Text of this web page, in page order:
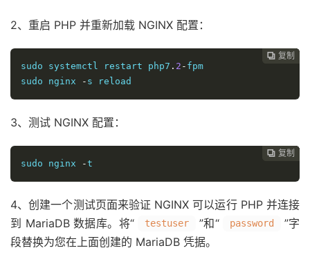
2、重启 PHP 并重新加载 NGINX 配置：
 复制
 复制
 复制
 复制
 复制
 复制
 复制
 复制
sudo systemctl restart php7 . 2 - fpm
sudo nginx
- s reload
3、测试 NGINX 配置：
 复制
 复制
 复制
 复制
 复制
 复制
 复制
sudo nginx
-t
4、创建一个测试页面来验证 NGINX 可以运行 PHP 并连接
到 MariaDB 数据库。将“
testuser ”和“ password
”字
段替换为您在上面创建的 MariaDB 凭据。